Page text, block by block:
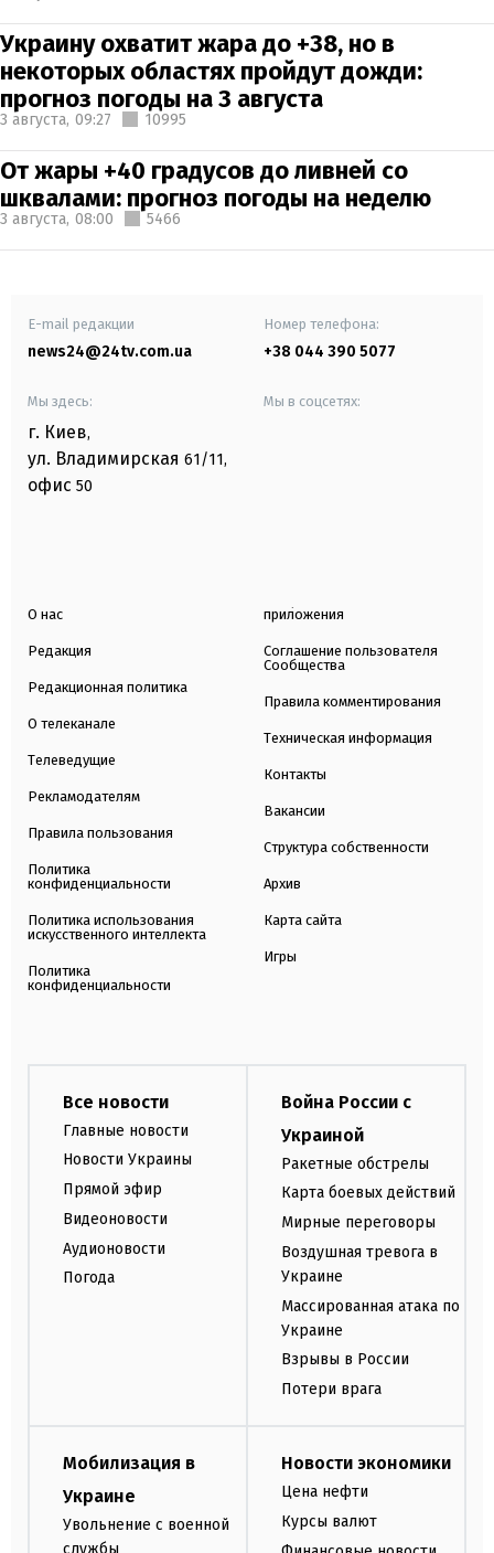
Украину охватит жара до +38, но в
некоторых областях пройдут дожди:
прогноз погоды на 3 августа
3 августа, 09:27 10995
От жары +40 градусов до ливней со
шквалами: прогноз погоды на неделю
3 августа, 08:00 5466
E-mail редакции
news24@24tv.com.ua
Номер телефона:
+38 044 390 5077
Мы здесь:
г. Киев,
ул. Владимирская 61/11,
офис 50
Мы в соцсетях:
О нас
Редакция
Редакционная политика
О телеканале
Телеведущие
Рекламодателям
Правила пользования
Политика
конфиденциальности
Политика использования
искусственного интеллекта
Политика
конфиденциальности
приложения
Соглашение пользователя
Сообщества
Правила комментирования
Техническая информация
Контакты
Вакансии
Структура собственности
Архив
Карта сайта
Игры
Все новости
Главные новости
Новости Украины
Прямой эфир
Видеоновости
Аудионовости
Погода
Война России с
Украиной
Ракетные обстрелы
Карта боевых действий
Мирные переговоры
Воздушная тревога в
Украине
Массированная атака по
Украине
Взрывы в России
Потери врага
Мобилизация в
Украине
Увольнение с военной
службы
Новости экономики
Цена нефти
Курсы валют